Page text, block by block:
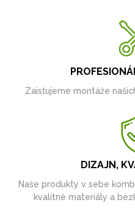
Zaisťujeme montáže
DIZAJN,
Naše produkty v sebe
kvalitné materiály a